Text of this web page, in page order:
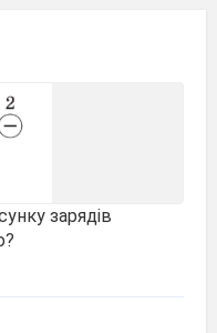
зарядів